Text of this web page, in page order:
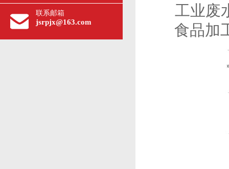
联系邮箱
jsrpjx@163.com
工业废
食品加